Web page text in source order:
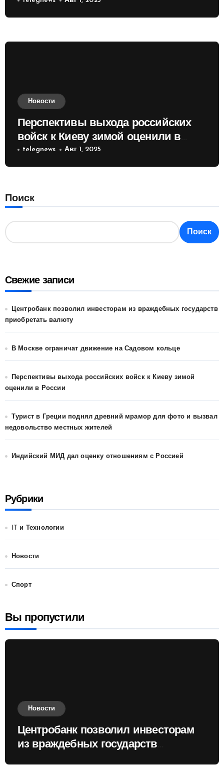
Новости
Перспективы выхода российских
войск к Киеву зимой оценили в
России
telegnews Авг 1, 2025
Поиск
Поиск
Свежие записи
Центробанк позволил инвесторам из враждебных государств
приобретать валюту
В Москве ограничат движение на Садовом кольце
Перспективы выхода российских войск к Киеву зимой
оценили в России
Турист в Греции поднял древний мрамор для фото и вызвал
недовольство местных жителей
Индийский МИД дал оценку отношениям с Россией
Рубрики
IT и Технологии
Новости
Спорт
Вы пропустили
Новости
Центробанк позволил инвесторам
из враждебных государств